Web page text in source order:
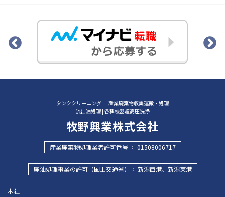
タンククリーニング ｜ 産業廃棄物収集運搬・処理
流出油処理 | 各種機器超高圧洗浄
牧野興業株式会社
産業廃棄物処理業者許可番号 ： 01508006717
廃油処理事業の許可（国土交通省）： 新潟西港、新潟東港
本社